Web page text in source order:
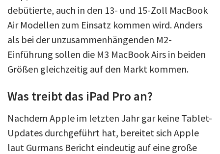
debütierte, auch in den 13- und 15-Zoll MacBook
Air Modellen zum Einsatz kommen wird. Anders
als bei der unzusammenhängenden M2-
Einführung sollen die M3 MacBook Airs in beiden
Größen gleichzeitig auf den Markt kommen.
Was treibt das iPad Pro an?
Nachdem Apple im letzten Jahr gar keine Tablet-
Updates durchgeführt hat, bereitet sich Apple
laut Gurmans Bericht eindeutig auf eine große